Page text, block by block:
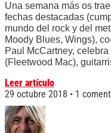
Una semana más os
fechas destacadas
mundo del rock y del
Moody Blues, Wings),
Paul McCartney,
(Fleetwood Mac),
Leer artículo
29 octubre 2018
1